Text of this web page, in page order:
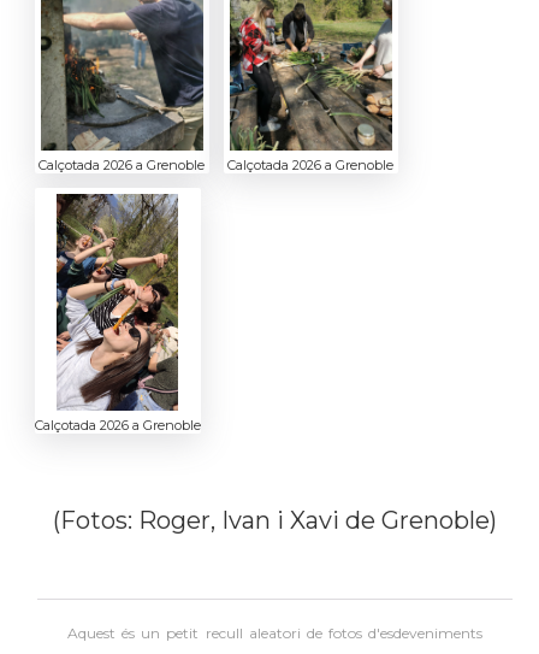
Calçotada 2026 a Grenoble Calçotada 2026 a Grenoble
Calçotada 2026 a Grenoble
(Fotos: Roger, Ivan i Xavi de Grenoble)
Aquest és un petit recull aleatori de fotos d'esdeveniments